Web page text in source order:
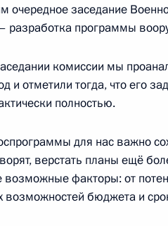
членами Совета
очередное заседание
разработка программы
комиссии мы
и отметили тогда, что его
полностью.
для нас важно
верстать планы ещё
возможные факторы: от
возможностей бюджета и